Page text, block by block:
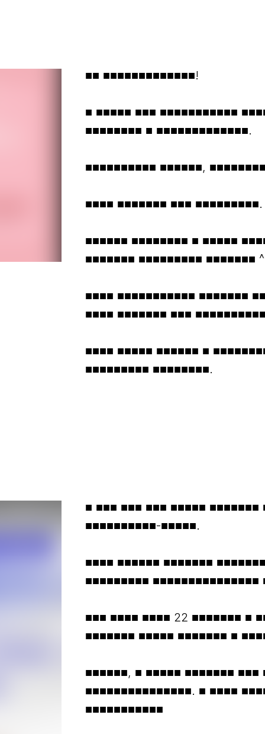
■■ ■■■■■■■■■■■■■!
■ ■■■■■ ■■■ ■■■■■■■■■■■
■■■■■■■■ ■ ■■■■■■■■■■■■■.
■■■■■■■■■■ ■■■■■■,
■■■■ ■■■■■■■ ■■■ ■■■■■■■■■.
■■■■■■ ■■■■■■■■ ■ ■■■■■
■■■■■■■ ■■■■■■■■■ ■■■■■■■
■■■■ ■■■■■■■■■■■ ■■■■■■■
■■■■ ■■■■■■■ ■■■
■■■■ ■■■■■ ■■■■■■ ■
■■■■■■■■■ ■■■■■■■■.
■ ■■■ ■■■ ■■■ ■■■■■
■■■■■■■■■■-■■■■■.
■■■■ ■■■■■■ ■■■■■■■
■■■■■■■■■ ■■■■■■■■■■■■■■■
■■■ ■■■■ ■■■■ 22 ■■■■■■■ ■
■■■■■■■ ■■■■■ ■■■■■■■ ■
■■■■■■, ■ ■■■■■ ■■■■■■■ ■■■
■■■■■■■■■■■■■■■. ■ ■■■■
■■■■■■■■■■■